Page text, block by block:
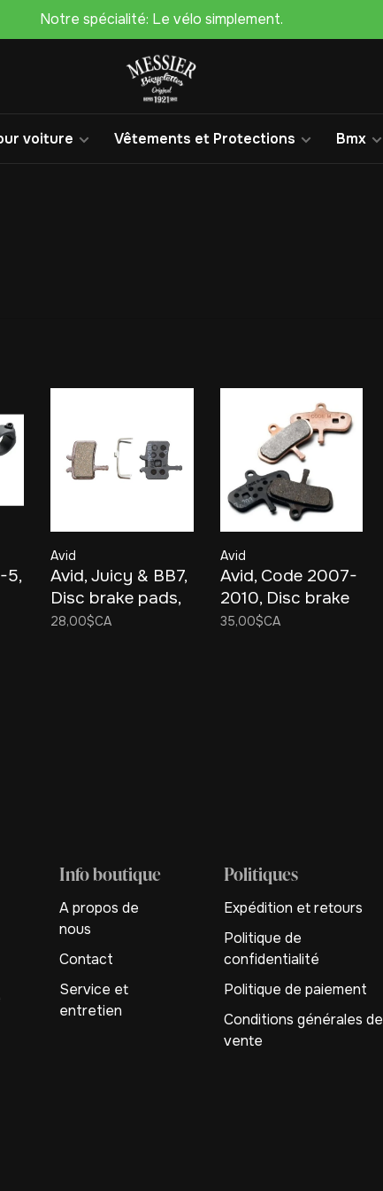
Notre spécialité: Le vélo simplement.
voiture Vêtements et Protections Bmx
5,
Avid
Avid, Juicy & BB7,
Disc brake pads,
Organic, Steel
28,00$CA
Avid
Avid, Code 2007-
2010, Disc brake
pads, Sintered
35,00$CA
Info boutique
A propos de
nous
Contact
Service et
entretien
Politiques
Expédition et retours
Politique de
confidentialité
Politique de paiement
Conditions générales de
vente